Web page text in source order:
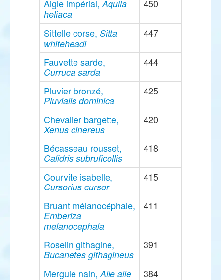
Aigle impérial, Aquila
heliaca
450
Sittelle corse, Sitta
whiteheadi
447
Fauvette sarde,
Curruca sarda
444
Pluvier bronzé,
Pluvialis dominica
425
Chevalier bargette,
Xenus cinereus
420
Bécasseau rousset,
Calidris subruficollis
418
Courvite isabelle,
Cursorius cursor
415
Bruant mélanocéphale,
Emberiza
melanocephala
411
Roselin githagine,
Bucanetes githagineus
391
Mergule nain, Alle alle
384